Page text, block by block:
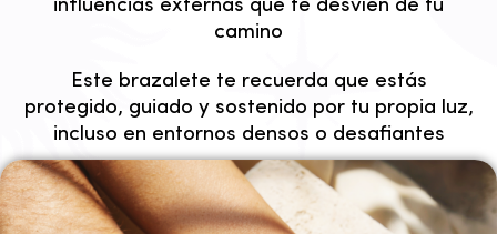
influencias externas que te desvíen de tu
camino
Este brazalete te recuerda que estás
protegido, guiado y sostenido por tu propia luz,
incluso en entornos densos o desafiantes